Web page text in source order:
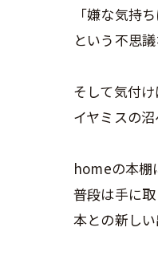
「嫌な気持
という不思
そして気付け
イヤミスの
homeの本棚
普段は手に
本との新し